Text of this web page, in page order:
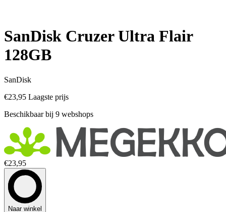
SanDisk Cruzer Ultra Flair
128GB
SanDisk
€23,95 Laagste prijs
Beschikbaar bij 9 webshops
€23,95
Naar winkel